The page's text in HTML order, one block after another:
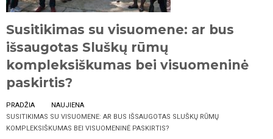
Susitikimas su visuomene: ar bus
išsaugotas Sluškų rūmų
kompleksiškumas bei visuomeninė
paskirtis?
PRADŽIA
NAUJIENA
SUSITIKIMAS SU VISUOMENE: AR BUS IŠSAUGOTAS SLUŠKŲ RŪMŲ
KOMPLEKSIŠKUMAS BEI VISUOMENINĖ PASKIRTIS?